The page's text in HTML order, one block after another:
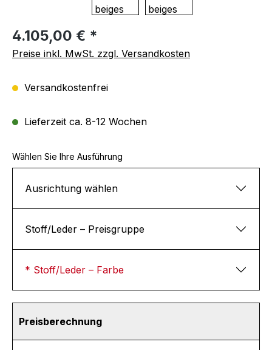
Regulärer Preis:
4.105,00 € *
Preise inkl. MwSt. zzgl. Versandkosten
Versandkostenfrei
Lieferzeit ca. 8-12 Wochen
Wählen Sie Ihre Ausführung
Ausrichtung wählen
Stoff/Leder – Preisgruppe
* Stoff/Leder – Farbe
Preisberechnung